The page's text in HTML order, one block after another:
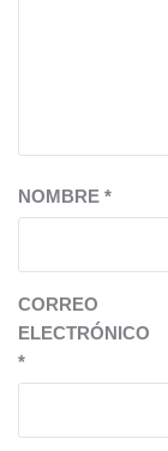
NOMBRE *
CORREO
ELECTRÓNICO
*